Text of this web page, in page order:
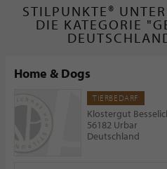
STILPUNKTE®
DIE KATEGORIE
Home & Dogs
TIERBEDARF
Klostergut
56182 Urbar
Deutschland